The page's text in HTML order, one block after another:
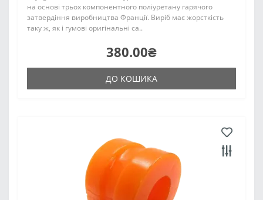
на основі трьох компонентного поліуретану гарячого
затвердіння виробництва Франції. Виріб має жорсткість
таку ж, як і гумові оригінальні са..
380.00₴
ДО КОШИКА